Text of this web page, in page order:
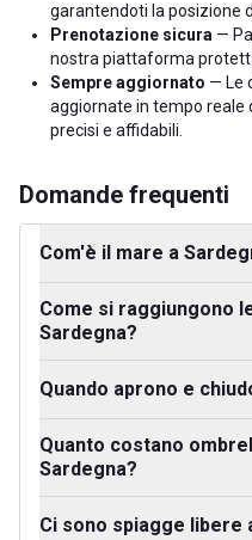
garantendoti la posizione
Prenotazione sicura —
nostra piattaforma
Sempre aggiornato — Le
aggiornate in tempo reale
precisi e affidabili.
Domande frequenti
Com'è il mare a
Come si raggiungono
Sardegna?
Quando aprono e
Quanto costano
Sardegna?
Ci sono spiagge libere